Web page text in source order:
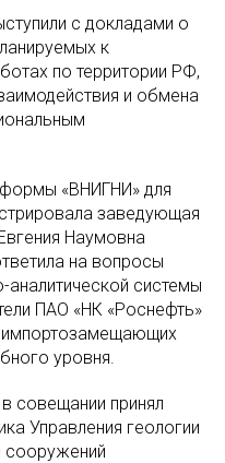
с докладами о
к
по территории РФ,
и обмена
«ВНИГНИ» для
заведующая
Наумовна
на вопросы
системы
ПАО «НК «Роснефть»
импортозамещающих
уровня.
совещании принял
Управления геологии
сооружений